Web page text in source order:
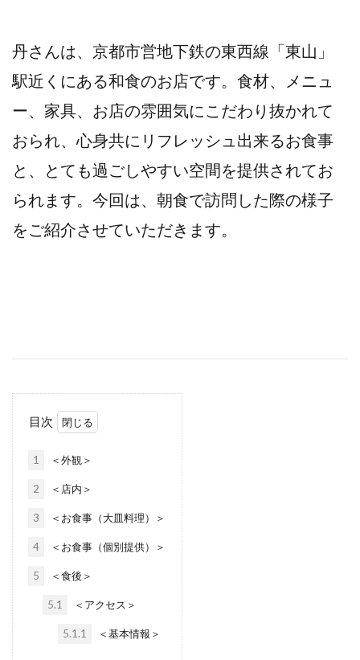
丹さんは、京都市営地下鉄の東西線「東山」
駅近くにある和食のお店です。食材、メニュ
ー、家具、お店の雰囲気にこだわり抜かれて
おられ、心身共にリフレッシュ出来るお食事
と、とても過ごしやすい空間を提供されてお
られます。今回は、朝食で訪問した際の様子
をご紹介させていただきます。
目次
1 ＜外観＞
2 ＜店内＞
3 ＜お食事（大皿料理）＞
4 ＜お食事（個別提供）＞
5 ＜食後＞
5.1 ＜アクセス＞
5.1.1 ＜基本情報＞